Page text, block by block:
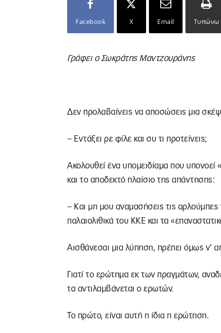
Facebook X Email Τυπώνω
Γράφει ο Σωκράτης Μαντζουράνης
Δεν προλαβαίνεις να αποσώσεις μια
– Εντάξει ρε φίλε και συ τι προτείνεις;
Ακολουθεί ένα υπομειδίαμα που
και το αποδεκτό πλαίσιο της απάντησης:
– Και μη μου αναμασήσεις τις
παλαιολιθικά του ΚΚΕ και τα
Αισθάνεσαι μια λύπηση, πρέπει όμως ν’
Γιατί το ερώτημα εκ των πραγμάτων,
τα αντιλαμβάνεται ο ερωτών.
Το πρώτο, είναι αυτή η ίδια η ερώτηση.